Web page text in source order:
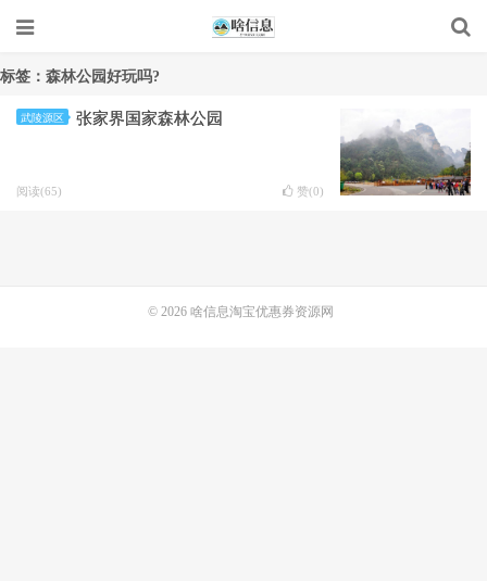
标签：森林公园好玩吗?
武陵源区 张家界国家森林公园
阅读(65) 赞(0)
© 2026 啥信息淘宝优惠券资源网